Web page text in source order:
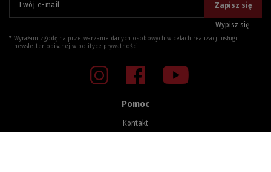
Pomoc
Kontakt
Twój e-mail Zapisz się
Wypisz się
Wyrażam zgodę na przetwarzanie danych osobowych w celach realizacji usługi
newsletter opisanej w polityce prywatności